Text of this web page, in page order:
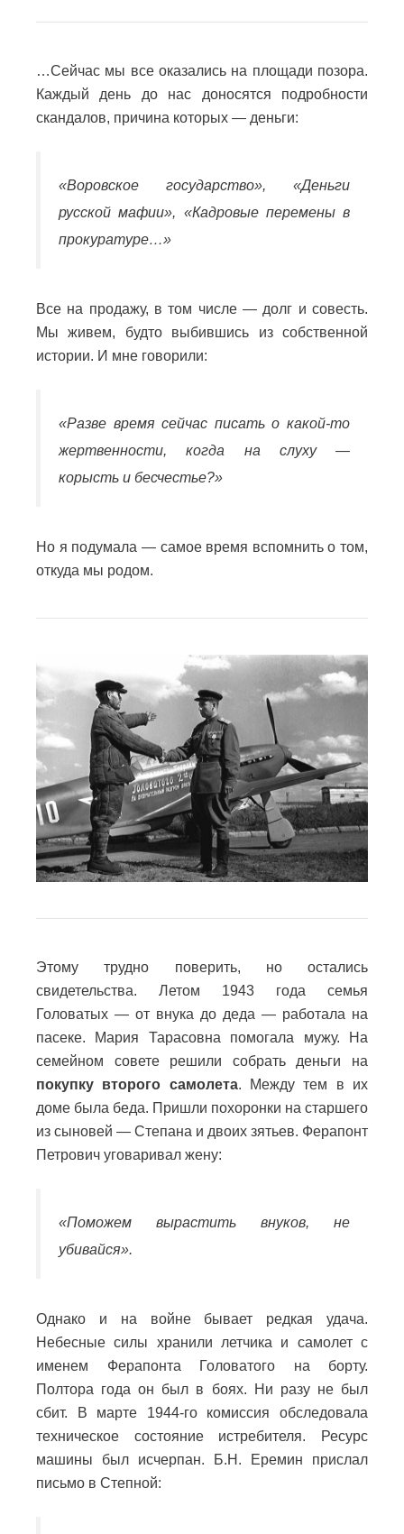
…Сейчас мы все оказались на площади позора.
Каждый день до нас доносятся подробности
скандалов, причина которых — деньги:
«Воровское государство», «Деньги
русской мафии», «Кадровые перемены в
прокуратуре…»
Все на продажу, в том числе — долг и совесть.
Мы живем, будто выбившись из собственной
истории. И мне говорили:
«Разве время сейчас писать о какой-то
жертвенности, когда на слуху —
корысть и бесчестье?»
Но я подумала — самое время вспомнить о том,
откуда мы родом.
Этому трудно поверить, но остались
свидетельства. Летом 1943 года семья
Головатых — от внука до деда — работала на
пасеке. Мария Тарасовна помогала мужу. На
семейном совете решили собрать деньги на
покупку второго самолета. Между тем в их
доме была беда. Пришли похоронки на старшего
из сыновей — Степана и двоих зятьев. Ферапонт
Петрович уговаривал жену:
«Поможем вырастить внуков, не
убивайся».
Однако и на войне бывает редкая удача.
Небесные силы хранили летчика и самолет с
именем Ферапонта Головатого на борту.
Полтора года он был в боях. Ни разу не был
сбит. В марте 1944-го комиссия обследовала
техническое состояние истребителя. Ресурс
машины был исчерпан. Б.Н. Еремин прислал
письмо в Степной: